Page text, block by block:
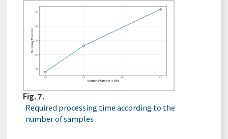
Fig. 7.
Required processing time according to the
number of samples